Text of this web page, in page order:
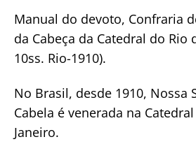
Manual do devoto, Confraria
da Cabeça da Catedral do Rio
10ss. Rio-1910).
No Brasil, desde 1910, Nossa
Cabela é venerada na
Janeiro.